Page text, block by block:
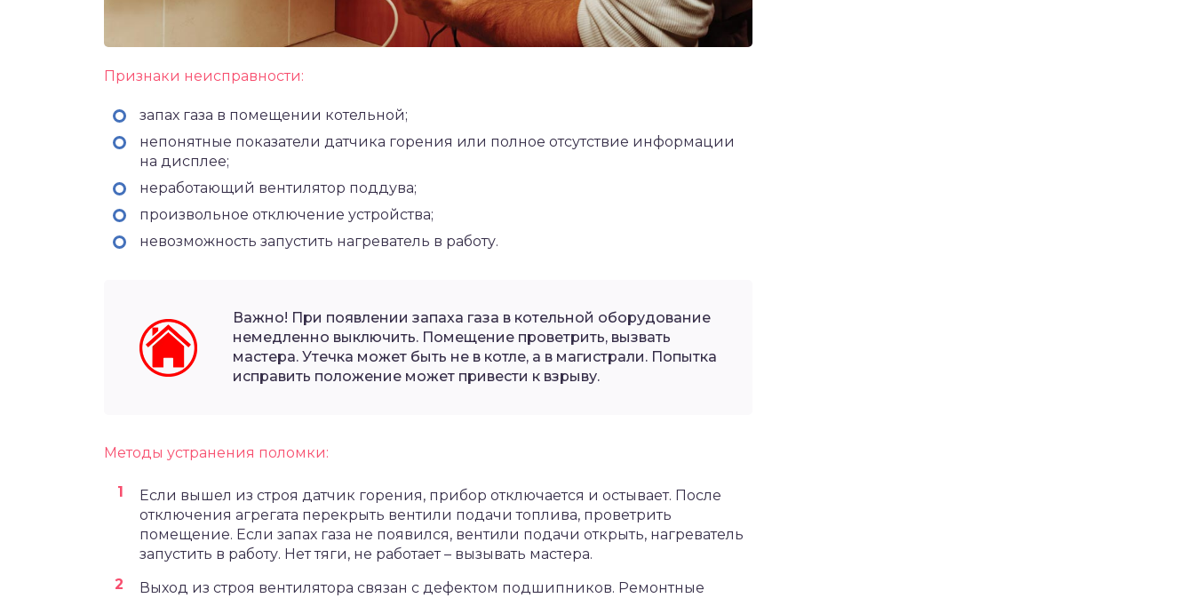
Признаки неисправности:
запах газа в помещении котельной;
непонятные показатели датчика горения или полное отсутствие информации
на дисплее;
неработающий вентилятор поддува;
произвольное отключение устройства;
невозможность запустить нагреватель в работу.
Важно! При появлении запаха газа в котельной оборудование
немедленно выключить. Помещение проветрить, вызвать
мастера. Утечка может быть не в котле, а в магистрали. Попытка
исправить положение может привести к взрыву.
Методы устранения поломки:
Если вышел из строя датчик горения, прибор отключается и остывает. После
отключения агрегата перекрыть вентили подачи топлива, проветрить
помещение. Если запах газа не появился, вентили подачи открыть, нагреватель
запустить в работу. Нет тяги, не работает – вызывать мастера.
Выход из строя вентилятора связан с дефектом подшипников. Ремонтные